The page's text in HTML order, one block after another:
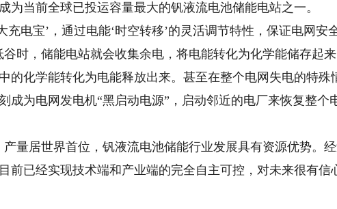
为当前全球已投运容量最大的钒液流电池储能电站之一。
电宝’，通过电能‘时空转移’的灵活调节特性，保证电网安
时，储能电站就会收集余电，将电能转化为化学能储存起
的化学能转化为电能释放出来。甚至在整个电网失电的特殊
成为电网发电机“黑启动电源”，启动邻近的电厂来恢复整个
居世界首位，钒液流电池储能行业发展具有资源优势。
前已经实现技术端和产业端的完全自主可控，对未来很有信